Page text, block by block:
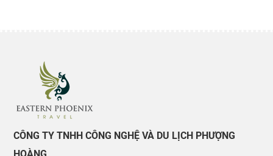
CÔNG TY TNHH CÔNG NGHỆ VÀ DU LỊCH PHƯỢNG